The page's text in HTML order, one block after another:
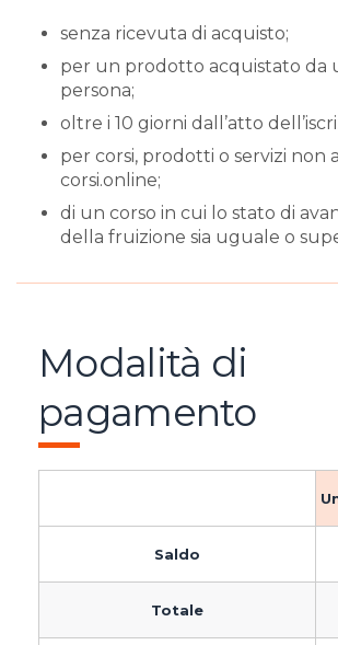
senza ricevuta di acquisto;
per un prodotto acquistato da
persona;
oltre i 10 giorni dall’atto
per corsi, prodotti o servizi non
corsi.online;
di un corso in cui lo stato di
della fruizione sia uguale o
Modalità di
pagamento
Saldo
Totale